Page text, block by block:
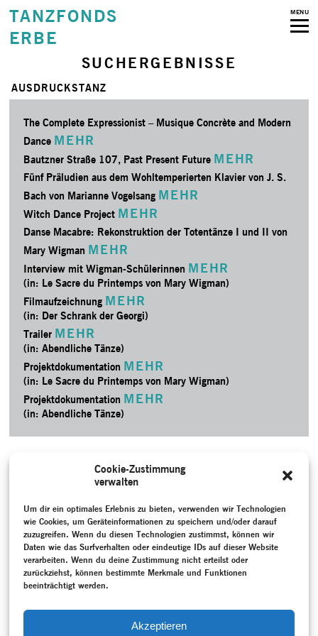
Cookie-Zustimmung
verwalten
Um dir ein optimales Erlebnis zu bieten, verwenden wir Technologien
wie Cookies, um Geräteinformationen zu speichern und/oder darauf
zuzugreifen. Wenn du diesen Technologien zustimmst, können wir
Daten wie das Surfverhalten oder eindeutige IDs auf dieser Website
verarbeiten. Wenn du deine Zustimmung nicht erteilst oder
zurückziehst, können bestimmte Merkmale und Funktionen
beeinträchtigt werden.
Akzeptieren
TANZFONDS
ERBE
MENU
SUCHERGEBNISSE
AUSDRUCKSTANZ
The Complete Expressionist – Musique Concrète and Modern
Dance MEHR
Bautzner Straße 107, Past Present Future MEHR
Fünf Präludien aus dem Wohltemperierten Klavier von J. S.
Bach von Marianne Vogelsang MEHR
Witch Dance Project MEHR
Danse Macabre: Rekonstruktion der Totentänze I und II von
Mary Wigman MEHR
Interview mit Wigman-Schülerinnen MEHR
(in: Le Sacre du Printemps von Mary Wigman)
Filmaufzeichnung MEHR
(in: Der Schrank der Georgi)
Trailer MEHR
(in: Abendliche Tänze)
Projektdokumentation MEHR
(in: Le Sacre du Printemps von Mary Wigman)
Projektdokumentation MEHR
(in: Abendliche Tänze)